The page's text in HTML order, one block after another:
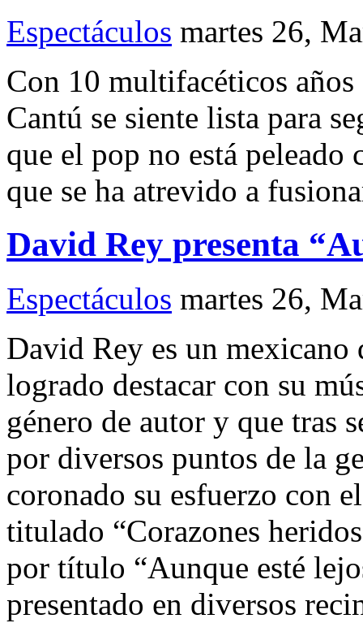
Espectáculos martes 26,
Con 10 multifacéticos años
Cantú se siente lista para
que el pop no está
que se ha atrevido a
David Rey presenta
Espectáculos martes 26,
David Rey es un
logrado destacar con su
género de autor y que tras
por diversos puntos de la
coronado su esfuerzo con
titulado “Corazones
por título “Aunque esté
presentado en diversos